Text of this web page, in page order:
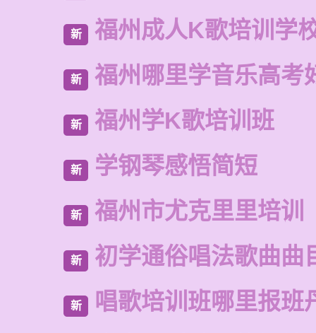
新 福州成人K歌培训学
新 福州哪里学音乐高考
新 福州学K歌培训班
新 学钢琴感悟简短
新 福州市尤克里里培训
新 初学通俗唱法歌曲曲
新 唱歌培训班哪里报班